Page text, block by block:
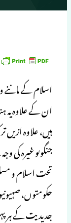
اسلام کے ماننے
ان کے علاوہ یہ
ہیں، علاوہ
جنگوںو غیرہ کی
تحت اسلام و
حکومتوں،
جدیدیت کے ہر